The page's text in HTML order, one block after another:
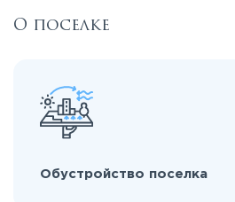
О поселке
Обустройство поселка